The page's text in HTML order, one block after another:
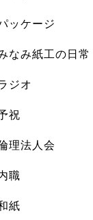
ッケージ
なみ紙工の日常
ジオ
祝
理法人会
職
紙